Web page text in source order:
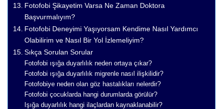
Fotofobi Şikayetim Varsa Ne Zaman Doktora
Başvurmalıyım?
Fotofobi Deneyimi Yaşıyorsam Kendime Nasıl Yardımcı
Olabilirim ve Nasıl Bir Yol İzlemeliyim?
Sıkça Sorulan Sorular
Fotofobi ışığa duyarlılık neden ortaya çıkar?
Fotofobi ışığa duyarlılık migrenle nasıl ilişkilidir?
Fotofobiye neden olan göz hastalıkları nelerdir?
Fotofobi çocuklarda hangi durumlarda görülür?
Işığa duyarlılık hangi ilaçlardan kaynaklanabilir?